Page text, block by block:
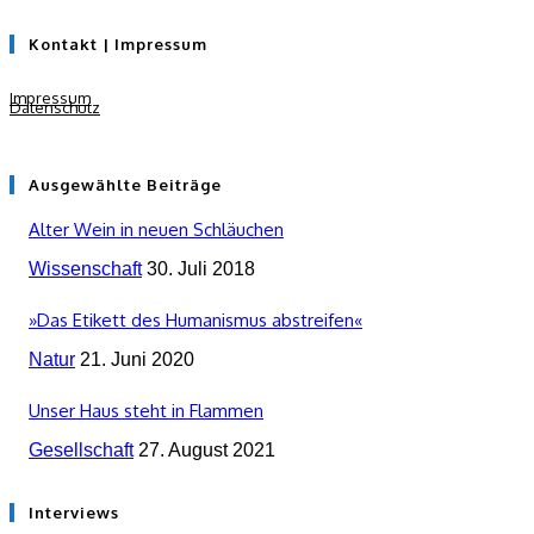
Kontakt | Impressum
Impressum
Datenschutz
Ausgewählte Beiträge
Alter Wein in neuen Schläuchen
Wissenschaft 30. Juli 2018
»Das Etikett des Humanismus abstreifen«
Natur 21. Juni 2020
Unser Haus steht in Flammen
Gesellschaft 27. August 2021
Interviews